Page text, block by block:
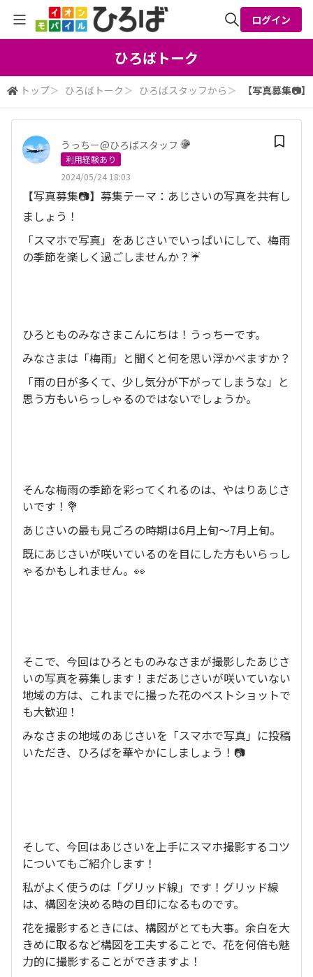
検索
ログイン
ひろばトーク
トップ＞ ひろばトーク ＞ ひろばスタッフから ＞ 【写真募集📷
うっちー@ひろばスタッフ
利用経験あり
2024/05/24 18:03
【写真募集📷】募集テーマ：あじさいの写真を共有し
ましょう！
「スマホで写真」をあじさいでいっぱいにして、梅雨
の季節を楽しく過ごしませんか？☔️
ひろとものみなさまこんにちは！うっちーです。
みなさまは「梅雨」と聞くと何を思い浮かべますか？
「雨の日が多くて、少し気分が下がってしまうな」と
思う方もいらっしゃるのではないでしょうか。
そんな梅雨の季節を彩ってくれるのは、やはりあじさ
いです！💐
あじさいの最も見ごろの時期は6月上旬～7月上旬。
既にあじさいが咲いているのを目にした方もいらっし
ゃるかもしれません。👀
そこで、今回はひろとものみなさまが撮影したあじさ
いの写真を募集します！まだあじさいが咲いていない
地域の方は、これまでに撮った花のベストショットで
も大歓迎！
みなさまの地域のあじさいを「スマホで写真」に投稿
いただき、ひろばを華やかにしましょう！📷
そして、今回はあじさいを上手にスマホ撮影するコツ
についてもご紹介します！
私がよく使うのは「グリッド線」です！グリッド線
は、構図を決める時の目印になるものです。
花を撮影するときには、構図がとても大事。余白を大
きめに取るなど構図を工夫することで、花を何倍も魅
力的に撮影することができますよ！